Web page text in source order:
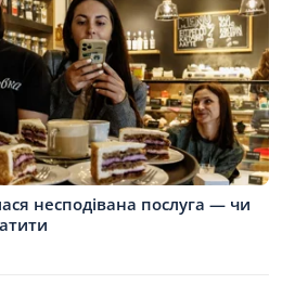
несподівана послуга — чи